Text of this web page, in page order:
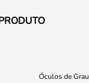
Óculos de Grau